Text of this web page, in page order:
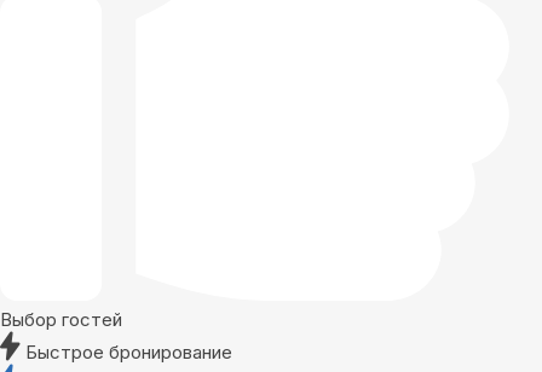
Выбор гостей
Быстрое бронирование